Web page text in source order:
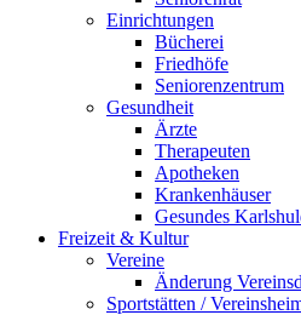
Einrichtungen
Bücherei
Friedhöfe
Seniorenzentrum
Gesundheit
Ärzte
Therapeuten
Apotheken
Krankenhäuser
Gesundes
Freizeit & Kultur
Vereine
Änderung
Sportstätten /